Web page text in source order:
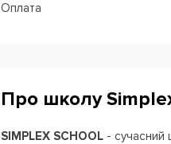
Оплата
Про школу
SIMPLEX SCHOOL - сучасний